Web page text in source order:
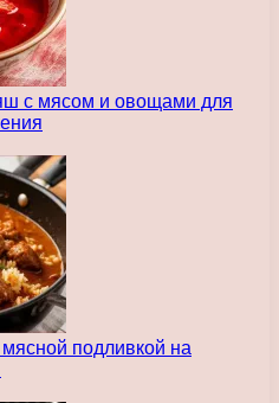
с мясом и овощами для
мясной подливкой на